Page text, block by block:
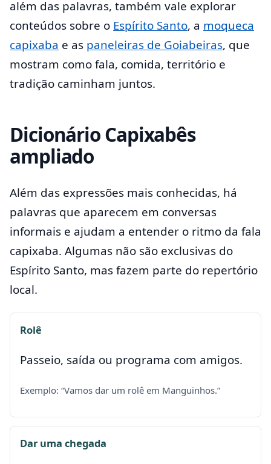
além das palavras, também vale explorar
conteúdos sobre o Espírito Santo, a moqueca
capixaba e as paneleiras de Goiabeiras, que
mostram como fala, comida, território e
tradição caminham juntos.
Dicionário Capixabês
ampliado
Além das expressões mais conhecidas, há
palavras que aparecem em conversas
informais e ajudam a entender o ritmo da fala
capixaba. Algumas não são exclusivas do
Espírito Santo, mas fazem parte do repertório
local.
Rolê
Passeio, saída ou programa com amigos.
Exemplo: “Vamos dar um rolê em Manguinhos.”
Dar uma chegada